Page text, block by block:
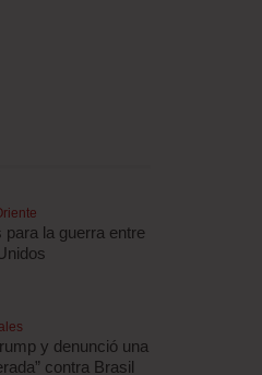
la guerra entre
y denunció una
contra Brasil